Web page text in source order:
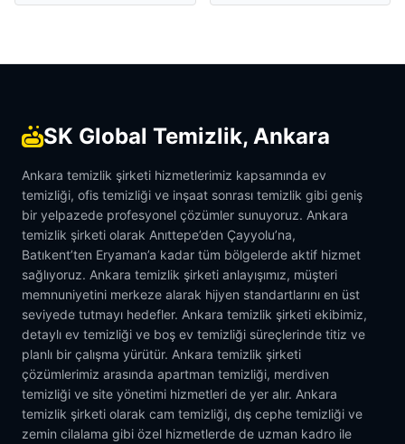
SK Global Temizlik, Ankara
Ankara temizlik şirketi hizmetlerimiz kapsamında ev
temizliği, ofis temizliği ve inşaat sonrası temizlik gibi geniş
bir yelpazede profesyonel çözümler sunuyoruz. Ankara
temizlik şirketi olarak Anıttepe’den Çayyolu’na,
Batıkent’ten Eryaman’a kadar tüm bölgelerde aktif hizmet
sağlıyoruz. Ankara temizlik şirketi anlayışımız, müşteri
memnuniyetini merkeze alarak hijyen standartlarını en üst
seviyede tutmayı hedefler. Ankara temizlik şirketi ekibimiz,
detaylı ev temizliği ve boş ev temizliği süreçlerinde titiz ve
planlı bir çalışma yürütür. Ankara temizlik şirketi
çözümlerimiz arasında apartman temizliği, merdiven
temizliği ve site yönetimi hizmetleri de yer alır. Ankara
temizlik şirketi olarak cam temizliği, dış cephe temizliği ve
zemin cilalama gibi özel hizmetlerde de uzman kadro ile